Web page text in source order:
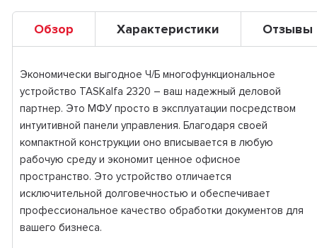
Обзор Характеристики Отзывы
Экономически выгодное Ч/Б многофункциональное
устройство TASKalfa 2320 – ваш надежный деловой
партнер. Это МФУ просто в эксплуатации посредством
интуитивной панели управления. Благодаря своей
компактной конструкции оно вписывается в любую
рабочую среду и экономит ценное офисное
пространство. Это устройство отличается
исключительной долговечностью и обеспечивает
профессиональное качество обработки документов для
вашего бизнеса.